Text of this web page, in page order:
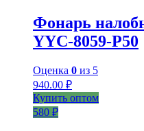
Фонарь
YYC-8059-P50
Оценка 0 из 5
940.00 ₽
Купить оптом
580 ₽